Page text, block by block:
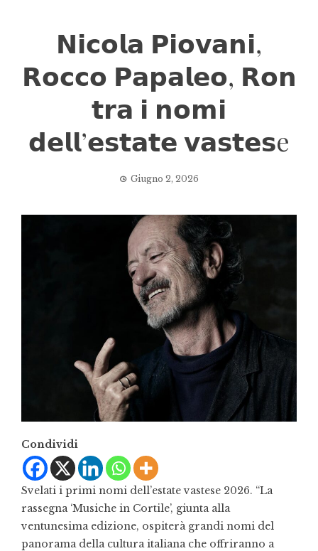
𝗡𝗶𝗰𝗼𝗹𝗮 𝗣𝗶𝗼𝘃𝗮𝗻𝗶,
𝗥𝗼𝗰𝗰𝗼 𝗣𝗮𝗽𝗮𝗹𝗲𝗼, 𝗥𝗼𝗻
𝘁𝗿𝗮 𝗶 𝗻𝗼𝗺𝗶
𝗱𝗲𝗹𝗹’𝗲𝘀𝘁𝗮𝘁𝗲 𝘃𝗮𝘀𝘁𝗲𝘀e
Giugno 2, 2026
Condividi
Svelati i primi nomi dell’estate vastese 2026. “La
rassegna ‘Musiche in Cortile’, giunta alla
ventunesima edizione, ospiterà grandi nomi del
panorama della cultura italiana che offriranno a